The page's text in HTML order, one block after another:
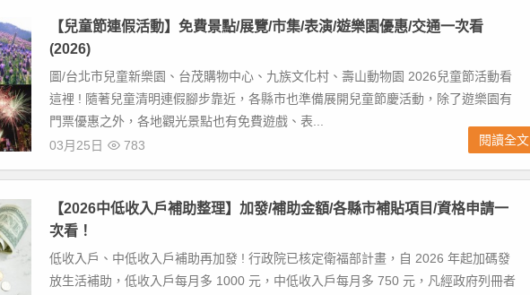
【兒童節連假活動】免費景點/展覽/市集/表演/遊樂園優惠/交通一次看
(2026)
圖/台北市兒童新樂園、台茂購物中心、九族文化村、壽山動物園 2026兒童節活動看
這裡 ! 隨著兒童清明連假腳步靠近，各縣市也準備展開兒童節慶活動，除了遊樂園有
門票優惠之外，各地觀光景點也有免費遊戲、表...
03月25日
783 閱讀全文
【2026中低收入戶補助整理】加發/補助金額/各縣市補貼項目/資格申請一
次看！
低收入戶、中低收入戶補助再加發 ! 行政院已核定衛福部計畫，自 2026 年起加碼發
放生活補助，低收入戶每月多 1000 元，中低收入戶每月多 750 元，凡經政府列冊者